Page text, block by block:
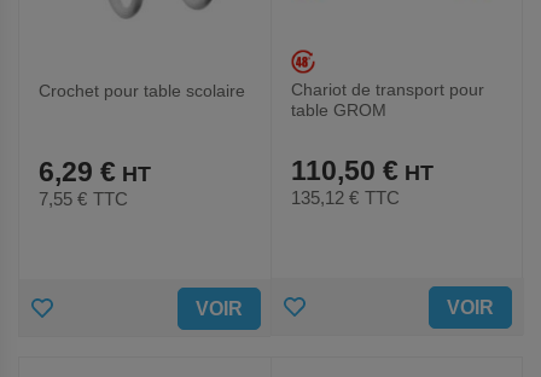
Crochet pour table scolaire
6,29 €
7,55 € TTC
AJOUTER VOIR
Chariot de transport pour
table GROM
110,50 €
135,12 € TTC
AJOUTER VOIR